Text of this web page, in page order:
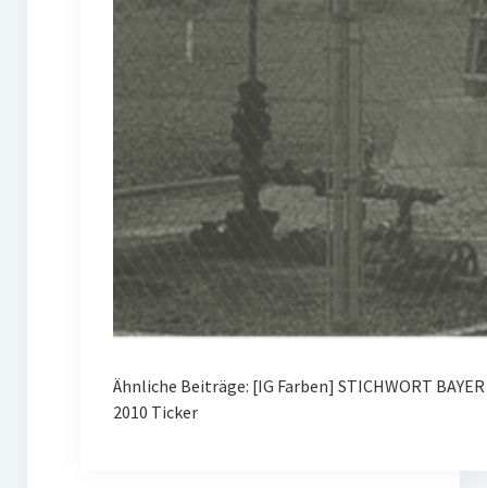
Ähnliche Beiträge: [IG Farben] STICHWORT
2010 Ticker